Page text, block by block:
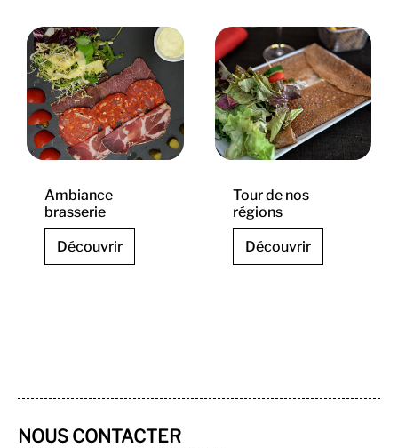
Ambiance
brasserie
Découvrir
Tour de nos
régions
Découvrir
NOUS CONTACTER